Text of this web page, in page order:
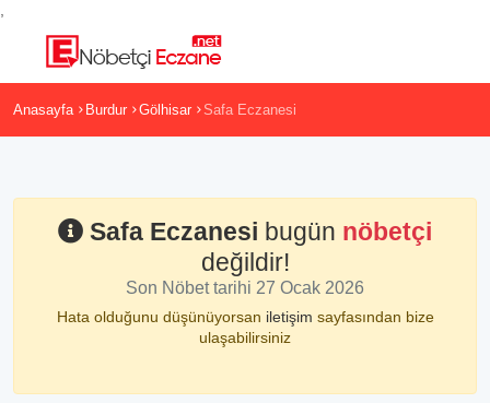
Anasayfa Burdur Gölhisar Safa Eczanesi
Safa Eczanesi bugün nöbetçi
değildir!
Son Nöbet tarihi 27 Ocak 2026
Hata olduğunu düşünüyorsan iletişim sayfasından bize
ulaşabilirsiniz